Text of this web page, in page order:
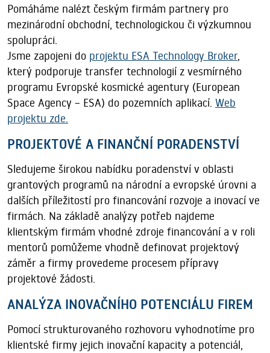
Pomáháme nalézt českým firmám partnery pro
mezinárodní obchodní, technologickou či výzkumnou
spolupráci.
Jsme zapojeni do projektu ESA Technology Broker,
který podporuje transfer technologií z vesmírného
programu Evropské kosmické agentury (European
Space Agency – ESA) do pozemních aplikací. Web
projektu zde.
PROJEKTOVÉ A FINANČNÍ PORADENSTVÍ
Sledujeme širokou nabídku poradenství v oblasti
grantových programů na národní a evropské úrovni a
dalších příležitostí pro financování rozvoje a inovací ve
firmách. Na základě analýzy potřeb najdeme
klientským firmám vhodné zdroje financování a v roli
mentorů pomůžeme vhodně definovat projektový
záměr a firmy provedeme procesem přípravy
projektové žádosti.
ANALÝZA INOVAČNÍHO POTENCIÁLU FIREM
Pomocí strukturovaného rozhovoru vyhodnotíme pro
klientské firmy jejich inovační kapacity a potenciál,